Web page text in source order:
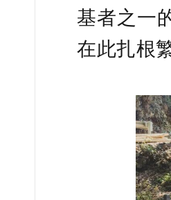
基者之一
在此扎根